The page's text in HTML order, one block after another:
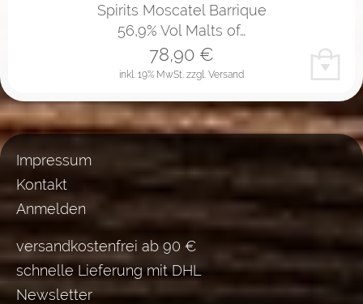
Spirits Moscatel Barrique
56,9% Vol Malts of…
inkl. 19% MwSt. zzgl. Versand
78,90 €
Impressum
Kontakt
Anmelden
versandkostenfrei ab 90 €
schnelle Lieferung mit DHL
Newsletter